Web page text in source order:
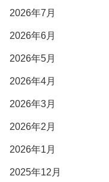
2026年7月
2026年6月
2026年5月
2026年4月
2026年3月
2026年2月
2026年1月
2025年12月